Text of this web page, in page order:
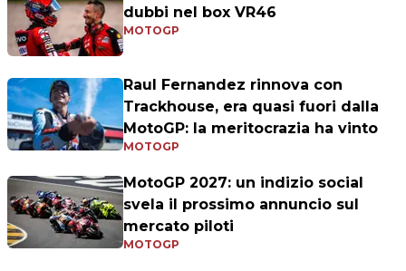
dubbi nel box VR46
MOTOGP
Raul Fernandez rinnova con
Trackhouse, era quasi fuori dalla
MotoGP: la meritocrazia ha vinto
MOTOGP
MotoGP 2027: un indizio social
svela il prossimo annuncio sul
mercato piloti
MOTOGP